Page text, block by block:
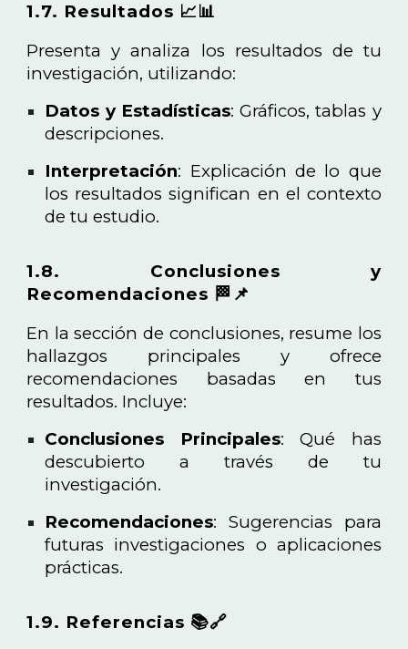
1.7. Resultados 📈📊
Presenta y analiza los resultados de tu
investigación, utilizando:
Datos y Estadísticas: Gráficos, tablas y
descripciones.
Interpretación: Explicación de lo que
los resultados significan en el contexto
de tu estudio.
1.8. Conclusiones y
Recomendaciones 🏁📌
En la sección de conclusiones, resume los
hallazgos principales y ofrece
recomendaciones basadas en tus
resultados. Incluye:
Conclusiones Principales: Qué has
descubierto a través de tu
investigación.
Recomendaciones: Sugerencias para
futuras investigaciones o aplicaciones
prácticas.
1.9. Referencias 📚🔗